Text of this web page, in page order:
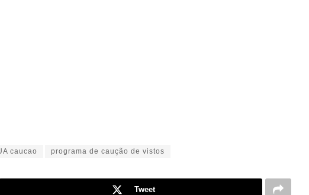
caucao programa de caução de vistos
Tweet